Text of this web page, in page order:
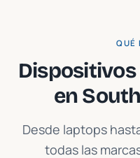
QUÉ
en
Desde laptops
todas las